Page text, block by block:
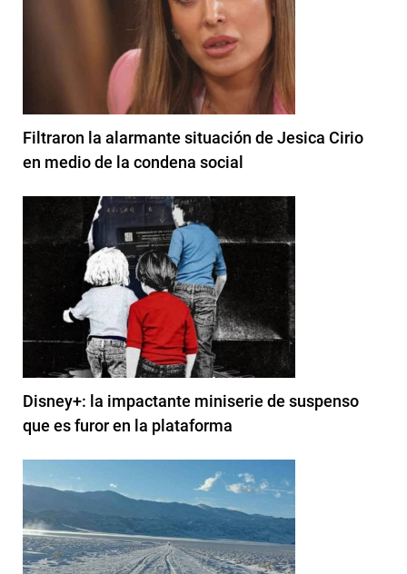
Filtraron la alarmante situación de Jesica Cirio
en medio de la condena social
Disney+: la impactante miniserie de suspenso
que es furor en la plataforma